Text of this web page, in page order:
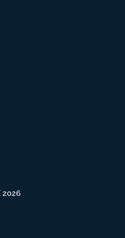
2026
en garantissant la